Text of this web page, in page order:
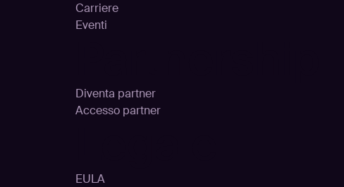
Carriere
Eventi
Diventa partner
Accesso partner
EULA